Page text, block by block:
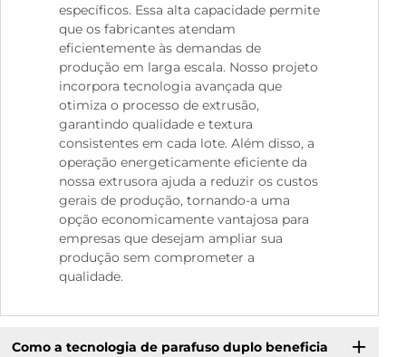
específicos. Essa alta capacidade permite
que os fabricantes atendam
eficientemente às demandas de
produção em larga escala. Nosso projeto
incorpora tecnologia avançada que
otimiza o processo de extrusão,
garantindo qualidade e textura
consistentes em cada lote. Além disso, a
operação energeticamente eficiente da
nossa extrusora ajuda a reduzir os custos
gerais de produção, tornando-a uma
opção economicamente vantajosa para
empresas que desejam ampliar sua
produção sem comprometer a
qualidade.
Como a tecnologia de parafuso duplo beneficia